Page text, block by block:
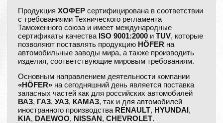
Продукция ХОФЕР сертифицирована в соответствии
с требованиями Технического регламента
Таможенного союза и имеет международные
сертификаты качества ISO 9001:2000 и TUV, которые
позволяют поставлять продукцию HÖFER на
автомобильные заводы мира, а также производить
изделия, соответствующие мировым требованиям.
Основным направлением деятельности компании
«HÖFER» на сегодняшний день является поставка
запасных частей как для российских автомобилей
ВАЗ, ГАЗ, УАЗ, КАМАЗ, так и для автомобилей
иностранного производства RENAULT, HYUNDAI ,
KIA, DAEWOO, NISSAN , CHEVROLET.